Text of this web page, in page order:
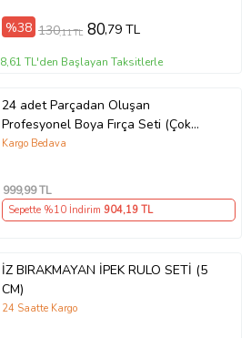
%38 130,11 TL 80,79 TL
8,61 TL'den Başlayan Taksitlerle
24 adet Parçadan Oluşan
Profesyonel Boya Fırça Seti (Çok
Renkli)
Kargo Bedava
999,99 TL
Sepette %10 İndirim 904,19 TL
İZ BIRAKMAYAN İPEK RULO SETİ (5
CM)
24 Saatte Kargo